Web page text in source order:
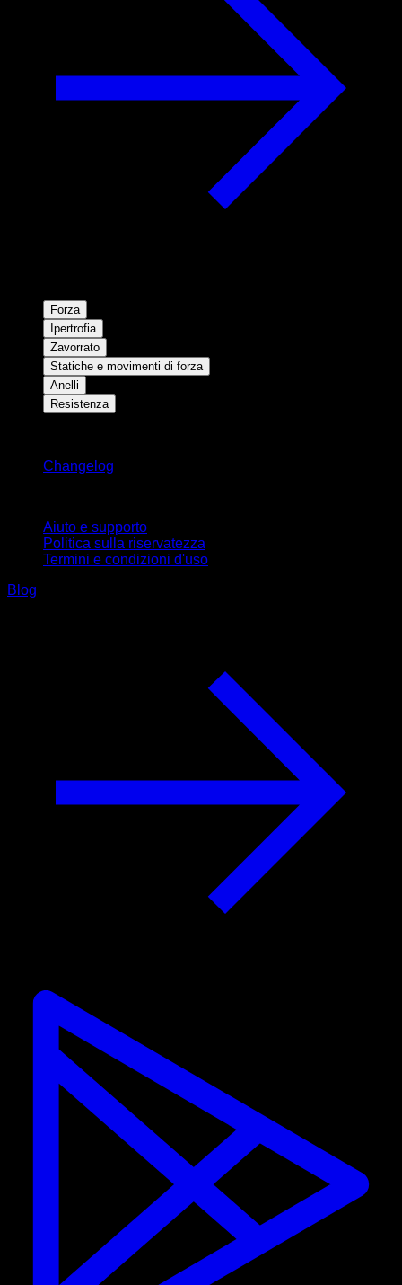
Forza
Ipertrofia
Zavorrato
Statiche e movimenti di forza
Anelli
Resistenza
Changelog
Aiuto e supporto
Politica sulla riservatezza
Termini e condizioni d'uso
Blog